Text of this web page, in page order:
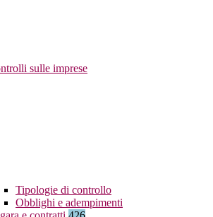
sulle imprese
Tipologie di controllo
Obblighi e adempimenti